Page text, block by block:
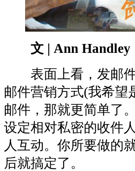
文 | Ann Handley
表面上看，发邮件
邮件营销方式(我希望
邮件，那就更简单了
设定相对私密的收件
人互动。你所要做的
后就搞定了。